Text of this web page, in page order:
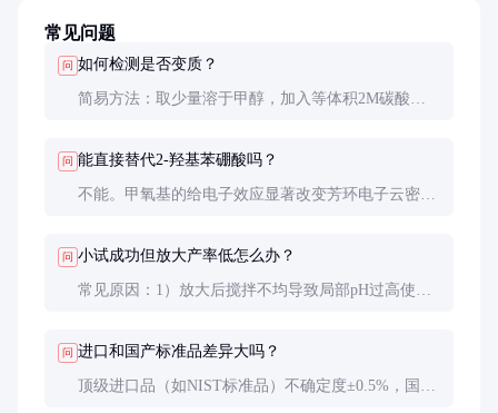
常见问题
问 如何检测是否变质？
简易方法：取少量溶于甲醇，加入等体积2M碳酸钠
活性物质在δ30-32有特征峰。
问 能直接替代2-羟基苯硼酸吗？
不能。甲氧基的给电子效应显著改变芳环电子云密
问 小试成功但放大产率低怎么办？
常见原因：1）放大后搅拌不均导致局部pH过高使硼
实验。
问 进口和国产标准品差异大吗？
顶级进口品（如NIST标准品）不确定度±0.5%，国产